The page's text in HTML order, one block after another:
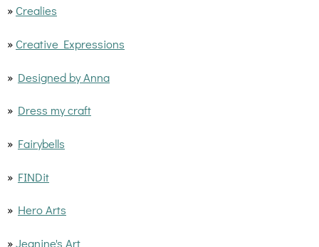
» Crealies
» Creative Expressions
» Designed by Anna
» Dress my craft
» Fairybells
» FINDit
» Hero Arts
»Jeanine's Art